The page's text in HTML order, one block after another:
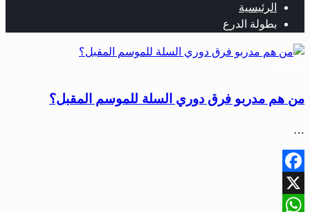
الرئيسية
بطولة الدرع
من هم مدربو فرق دوري السلة للموسم المقبل؟
…
Facebook
X